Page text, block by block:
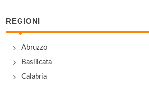
Ramazzotti
Reno
via Spallazzi 11, Ravenna
REGIONI
Abruzzo
Basilicata
Calabria